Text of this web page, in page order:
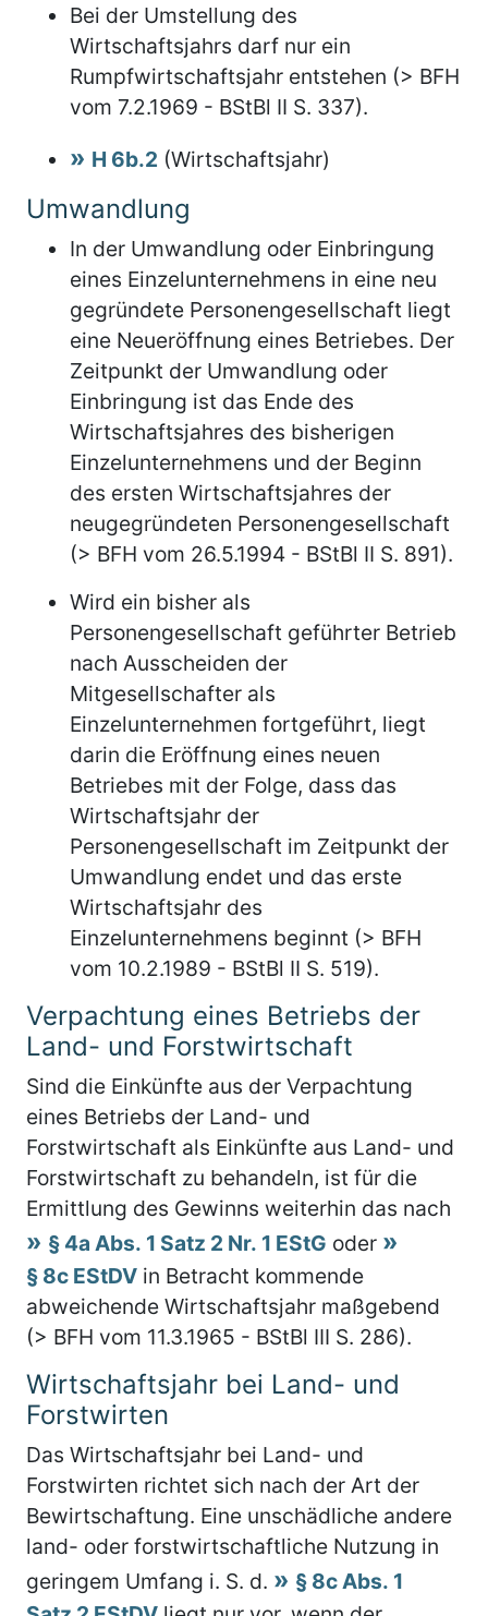
Bei der Umstellung des
Wirtschaftsjahrs darf nur ein
Rumpfwirtschaftsjahr entstehen (> BFH
vom 7.2.1969 - BStBl II S. 337).
H 6b.2 (Wirtschaftsjahr)
Umwandlung
In der Umwandlung oder Einbringung
eines Einzelunternehmens in eine neu
gegründete Personengesellschaft liegt
eine Neueröffnung eines Betriebes. Der
Zeitpunkt der Umwandlung oder
Einbringung ist das Ende des
Wirtschaftsjahres des bisherigen
Einzelunternehmens und der Beginn
des ersten Wirtschaftsjahres der
neugegründeten Personengesellschaft
(> BFH vom 26.5.1994 - BStBl II S. 891).
Wird ein bisher als
Personengesellschaft geführter Betrieb
nach Ausscheiden der
Mitgesellschafter als
Einzelunternehmen fortgeführt, liegt
darin die Eröffnung eines neuen
Betriebes mit der Folge, dass das
Wirtschaftsjahr der
Personengesellschaft im Zeitpunkt der
Umwandlung endet und das erste
Wirtschaftsjahr des
Einzelunternehmens beginnt (> BFH
vom 10.2.1989 - BStBl II S. 519).
Verpachtung eines Betriebs der
Land- und Forstwirtschaft
Sind die Einkünfte aus der Verpachtung
eines Betriebs der Land- und
Forstwirtschaft als Einkünfte aus Land- und
Forstwirtschaft zu behandeln, ist für die
Ermittlung des Gewinns weiterhin das nach
§ 4a Abs. 1 Satz 2 Nr. 1 EStG oder
§ 8c EStDV in Betracht kommende
abweichende Wirtschaftsjahr maßgebend
(> BFH vom 11.3.1965 - BStBl III S. 286).
Wirtschaftsjahr bei Land- und
Forstwirten
Das Wirtschaftsjahr bei Land- und
Forstwirten richtet sich nach der Art der
Bewirtschaftung. Eine unschädliche andere
land- oder forstwirtschaftliche Nutzung in
geringem Umfang i. S. d.
§ 8c Abs. 1